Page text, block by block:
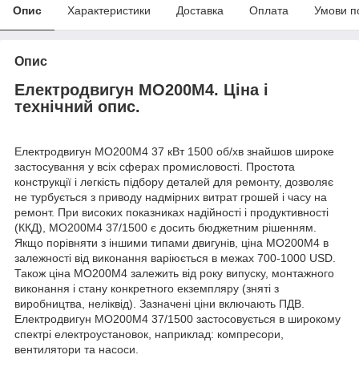
Опис Характеристики Доставка Оплата Умови
Опис
Електродвигун МО200М4. Ціна і
технічний опис.
Електродвигун МО200М4 37 кВт 1500 об/хв знайшов широке
застосування у всіх сферах промисловості. Простота
конструкції і легкість підбору деталей для ремонту, дозволяє
не турбується з приводу надмірних витрат грошей і часу на
ремонт. При високих показниках надійності і продуктивності
(ККД), МО200М4 37/1500 є досить бюджетним рішенням.
Якщо порівняти з іншими типами двигунів, ціна МО200М4 в
залежності від виконання варіюється в межах 700-1000 USD.
Також ціна МО200М4 залежить від року випуску, монтажного
виконання і стану конкретного екземпляру (зняті з
виробництва, неліквід). Зазначені ціни включають ПДВ.
Електродвигун МО200М4 37/1500 застосовується в широкому
спектрі електроустановок, наприклад: компресори,
вентилятори та насоси.